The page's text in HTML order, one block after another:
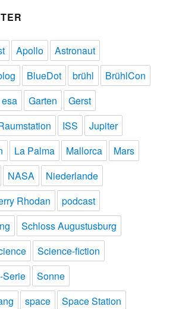
Apollo
Astronaut
BlueDot brühl
BrühlCon
esa Garten
Gerst
ISS
Jupiter
La Palma Mallorca
Mars
NASA
Niederlande
Rhodan
podcast
Schloss Augustusburg
Science-fiction
Serie
Sonne
space
Space Station